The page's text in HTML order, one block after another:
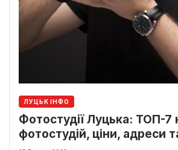
ЛУЦЬК ІНФО
Фотостудії Луцька: ТОП-7
фотостудій, ціни, адреси